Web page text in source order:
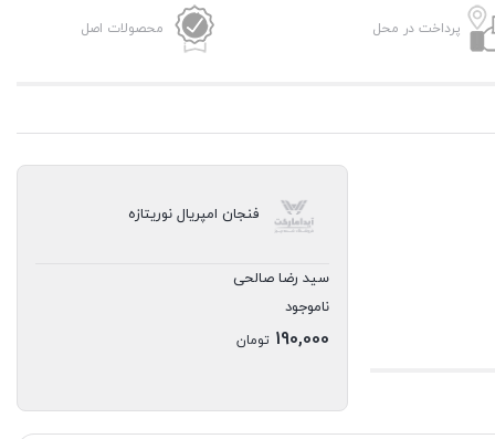
پرداخت در محل محصولات اصل
فنجان امپریال نوریتازه
سید رضا صالحی
ناموجود
190,000 تومان